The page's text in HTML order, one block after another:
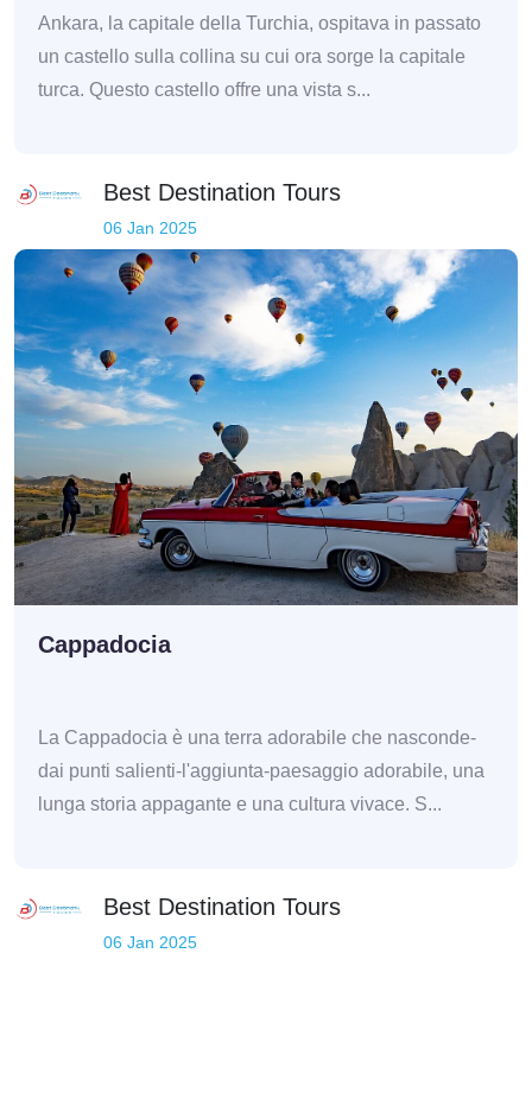
Ankara, la capitale della Turchia, ospitava in passato
un castello sulla collina su cui ora sorge la capitale
turca. Questo castello offre una vista s...
Best Destination Tours
06 Jan 2025
Cappadocia
La Cappadocia è una terra adorabile che nasconde-
dai punti salienti-l'aggiunta-paesaggio adorabile, una
lunga storia appagante e una cultura vivace. S...
Best Destination Tours
06 Jan 2025